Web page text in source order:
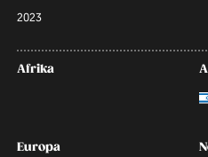
2023
Afrika
Europa